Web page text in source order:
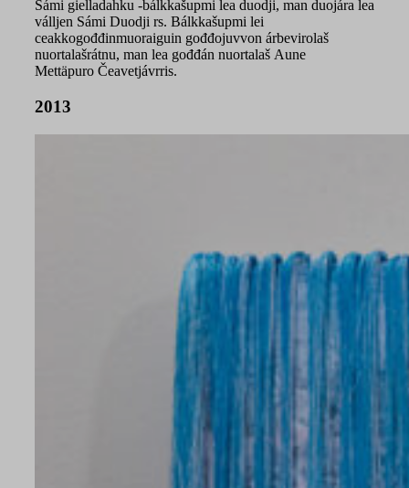
Sámi gielladahku -bálkkašupmi lea duodji, man duojára lea
válljen Sámi Duodji rs. Bálkkašupmi lei
ceakkogođđinmuoraiguin gođđojuvvon árbevirolaš
nuortalašrátnu, man lea gođđán nuortalaš Aune
Mettäpuro Čeavetjávrris.
2013